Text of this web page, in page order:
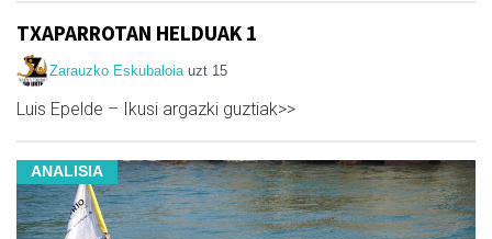
TXAPARROTAN HELDUAK 1
Zarauzko Eskubaloia uzt 15
Luis Epelde – Ikusi argazki guztiak>>
ANALISIA